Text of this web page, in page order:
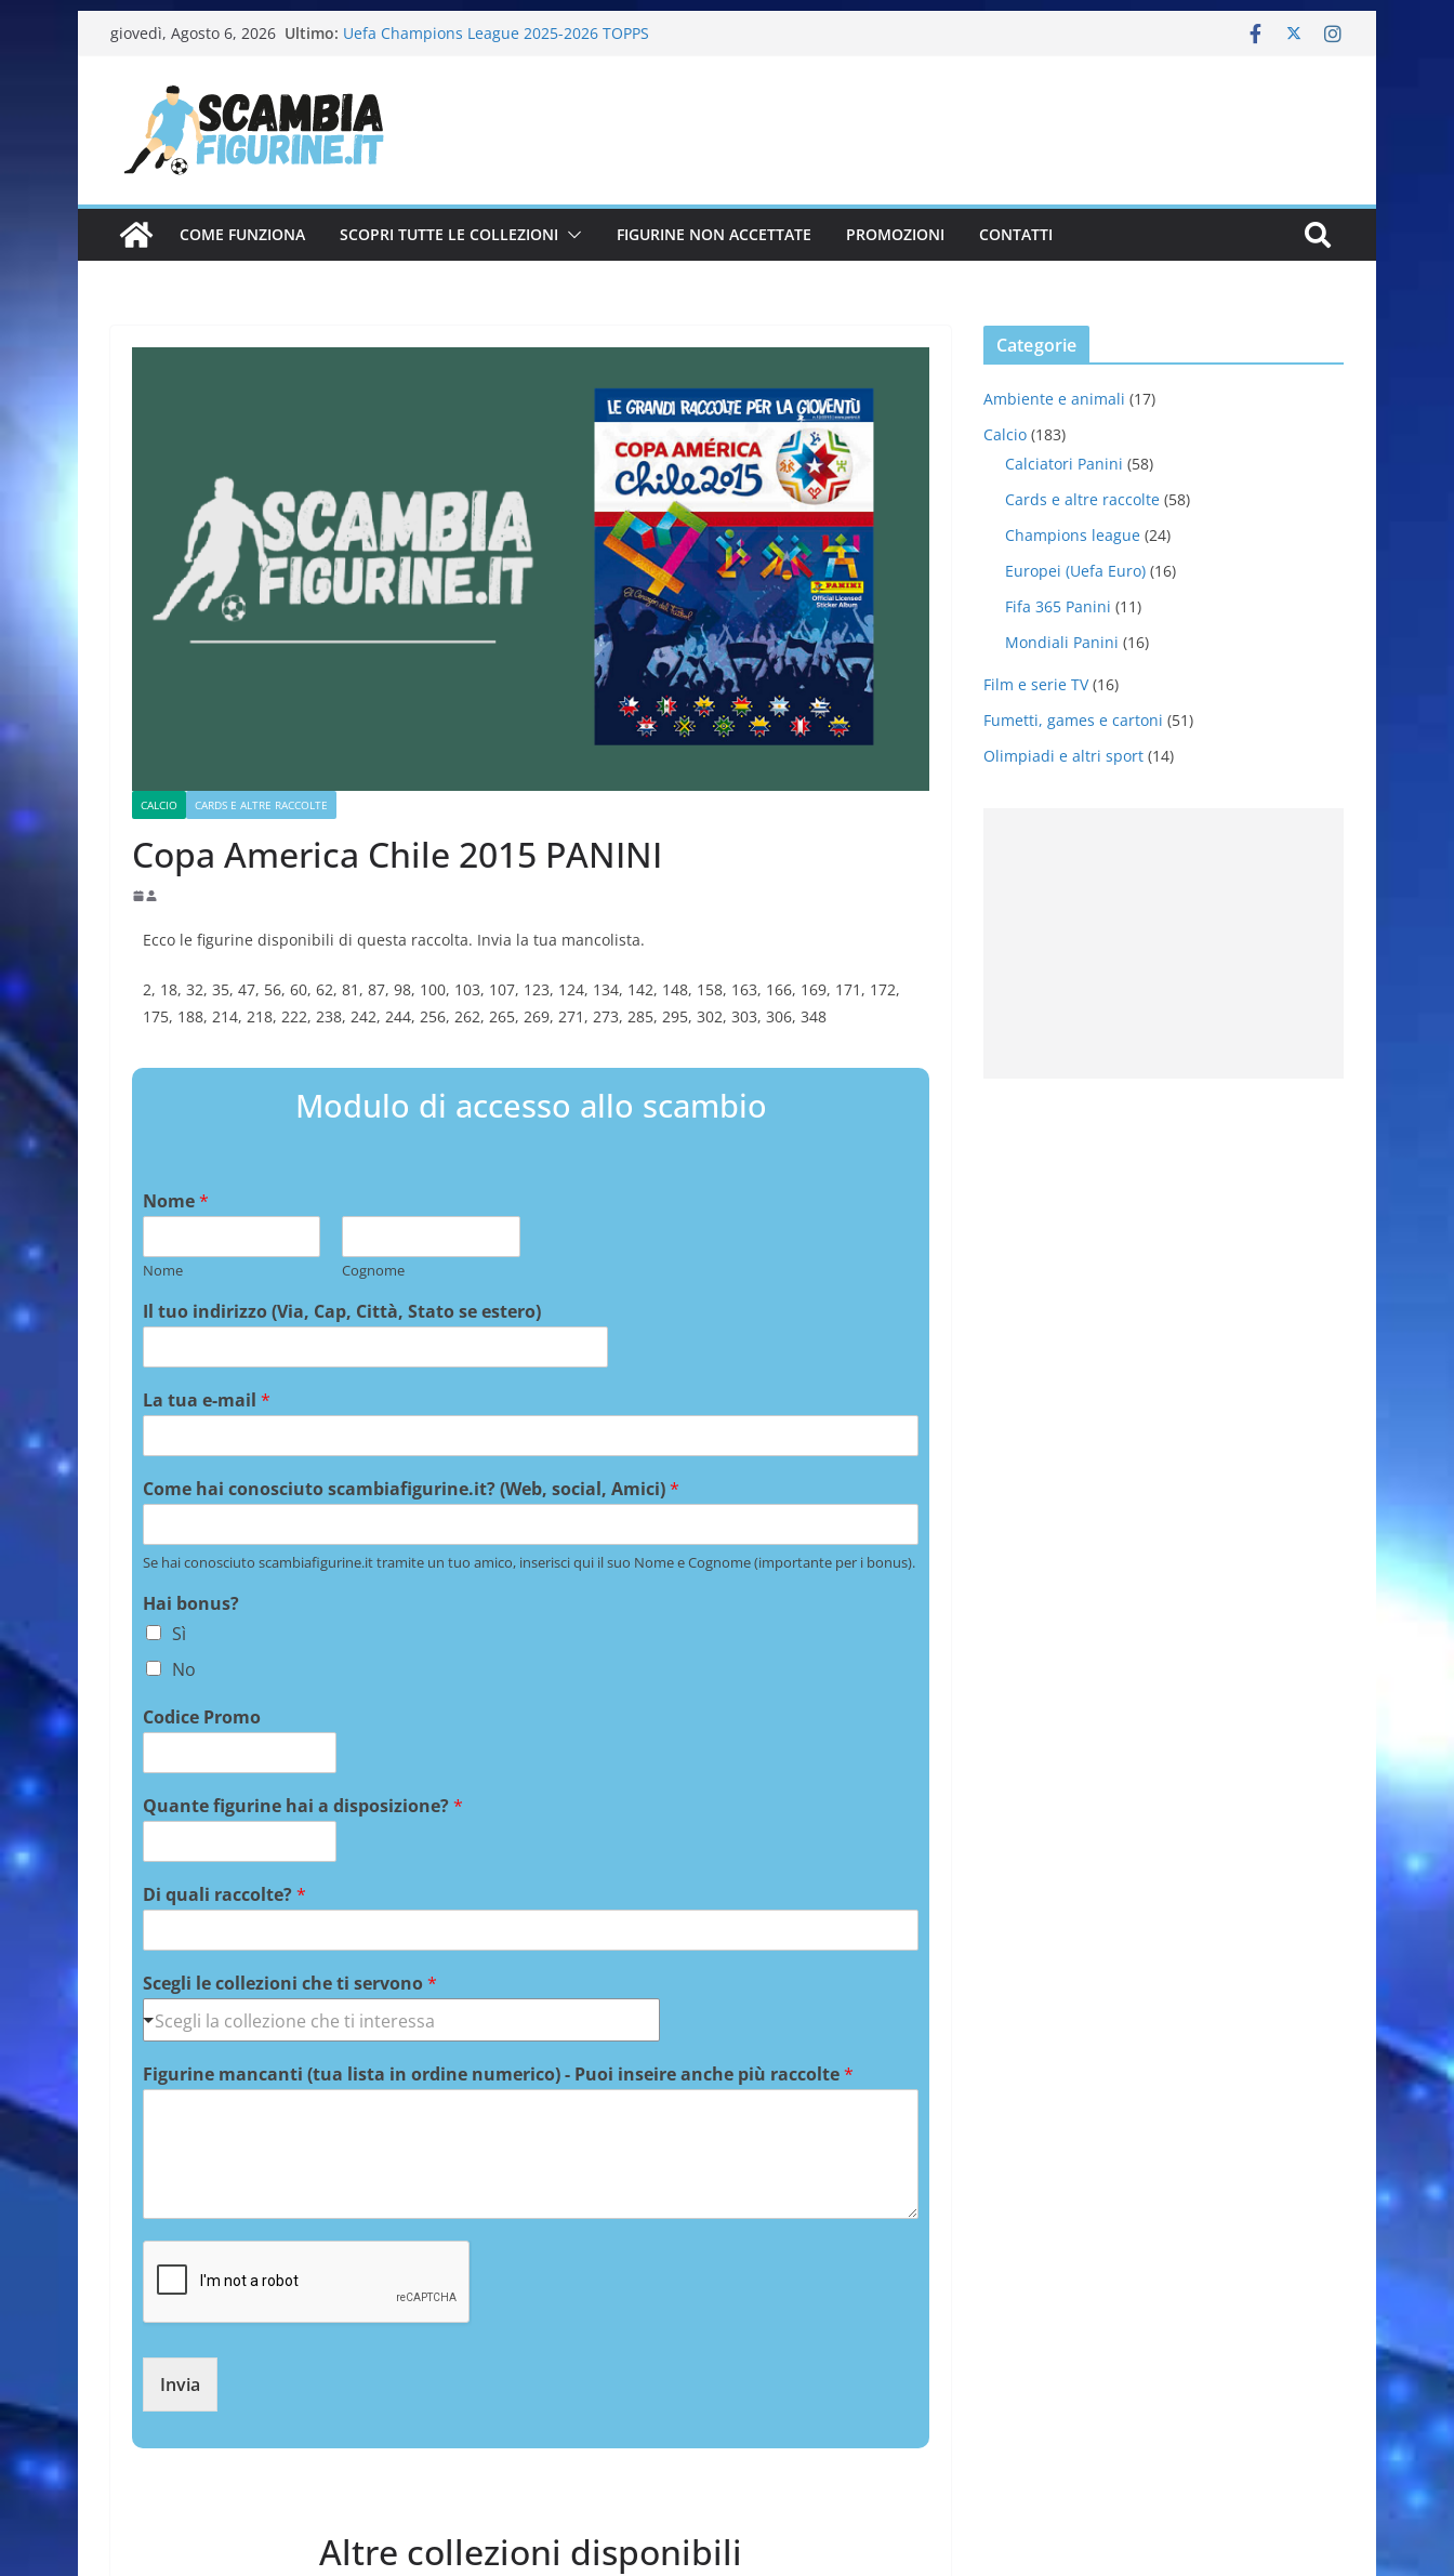
giovedì, Agosto 6, 2026 Ultimo: Uefa Champions League 2025-2026 TOPPS
Calciatrici 2025-2026 PANINI
Calciatori Serie B BKT 2025-2026 PANINI
COME FUNZIONA SCOPRI TUTTE LE COLLEZIONI FIGURINE NON ACCETTATE PROMOZIONI CONTATTI
CALCIO CARDS E ALTRE RACCOLTE
Copa America Chile 2015 PANINI
Ecco le figurine disponibili di questa raccolta. Invia la tua mancolista.
2, 18, 32, 35, 47, 56, 60, 62, 81, 87, 98, 100, 103, 107, 123, 124, 134, 142, 148, 158, 163, 166, 169, 171, 172,
175, 188, 214, 218, 222, 238, 242, 244, 256, 262, 265, 269, 271, 273, 285, 295, 302, 303, 306, 348
Modulo di accesso allo scambio
Nome*
Nome Cognome
Il tuo indirizzo (Via, Cap, Città, Stato se estero)
La tua e-mail *
Come hai conosciuto scambiafigurine.it? (Web, social, Amici)*
Se hai conosciuto scambiafigurine.it tramite un tuo amico, inserisci qui il suo Nome e Cognome (importante per i bonus).
Hai bonus?
Sì
No
Codice Promo
Quante figurine hai a disposizione?*
Di quali raccolte?*
Scegli le collezioni che ti servono*
Figurine mancanti (tua lista in ordine numerico) - Puoi inseire anche più raccolte*
Invia
Altre collezioni disponibili
Categorie
Ambiente e animali (17)
Calcio (183)
Calciatori Panini (58)
Cards e altre raccolte (58)
Champions league (24)
Europei (Uefa Euro) (16)
Fifa 365 Panini (11)
Mondiali Panini (16)
Film e serie TV(16)
Fumetti, games e cartoni (51)
Olimpiadi e altri sport (14)